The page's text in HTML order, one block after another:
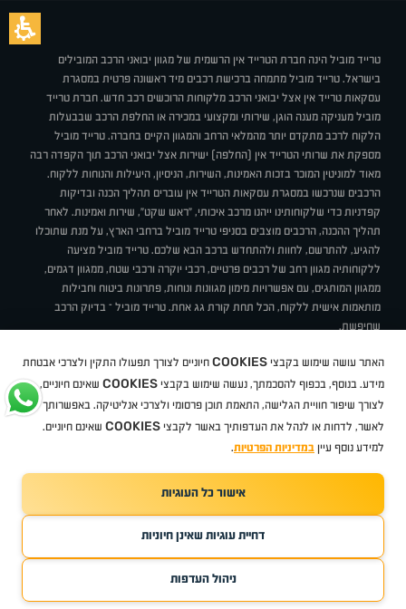
שיחת ייעוץ לתיאום פגישה
טרייד מוביל הינה חברת הטרייד אין הרשמית של מגוון יבואני הרכב המובילים
בישראל. טרייד מוביל מתמחה ברכישת רכבים מיד ראשונה פרטית במסגרת
עסקאות טרייד אין אצל יבואני הרכב מלקוחות הרוכשים רכב חדש. חברת טרייד
מוביל מעניקה מענה הוגן, שירותי ומקצועי במכירה או החלפת הרכב שבבעלות
הלקוח לרכב מתקדם יותר מהמלאי הרחב והמגוון הקיים בחברה. טרייד מוביל
מספקת את שרותי הטרייד אין (החלפה) ישירות אצל יבואני הרכב תוך הקפדה רבה
מאוד למוניטין המוכר בזכות האמינות, השירות, הניסיון, היעילות והנוחות ללקוח.
הרכבים שנרכשו במסגרת עסקאות הטרייד אין עוברים תהליך הכנה ובדיקות
קפדניות כדי שלקוחותינו ייהנו מרכב איכותי, "ראש שקט", שירות ואמינות. לאחר
תהליך ההכנה, הרכבים מוצבים בסניפי טרייד מוביל ברחבי הארץ, על מנת שתוכלו
להגיע, להתרשם, לחוות ולהתחדש ברכב הבא שלכם. טרייד מוביל מציעה
ללקוחותיה מגוון רחב של רכבים פרטיים, רכבי יוקרה ורכבי שטח, ממגוון דגמים,
ממגוון המותגים, עם אפשרויות מימון מגוונות ונוחות, פתרונות ביטוח וחבילות
מותאמות אישית ללקוח, הכל תחת קורת גג אחת. טרייד מוביל – בדיוק הרכב
שחיפשת.
תקנוןBUY BACKמבצעיםמגזין טרייד מובילאיך זה עובד? דרושים
ניהול העדפות עוגיות
סיטרואן אופלפיג'וMG
Geelyמזדהבי ווי דיצ'רי טסלהניסאןטויוטהדאצ'יהפולקסווגןטסלה
ב מ וולקסוסאאודיסקודהיונדאירנושברולט
TradeMobile instagram
TradeMobile youtube
TradeMobile facebook
ריגו מרקטינג - קידום אתרים
כל הזכויות שמורות טרייד מוביל2026
האתר עושה שימוש בקבצי COOKIES חיוניים לצורך תפעולו התקין ולצרכי אבטחת
מידע. בנוסף, בכפוף להסכמתך, נעשה שימוש בקבצי COOKIES שאינם חיוניים,
לצורך שיפור חוויית הגלישה, התאמת תוכן פרסומי ולצרכי אנליטיקה. באפשרותך
לאשר, לדחות או לנהל את העדפותיך באשר לקבצי COOKIES שאינם חיוניים.
למידע נוסף עיין במדיניות הפרטיות.
אישור כל העוגיות
דחיית עוגיות שאינן חיוניות
ניהול העדפות